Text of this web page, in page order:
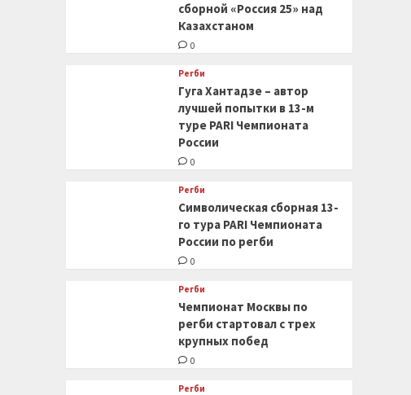
сборной «Россия 25» над
Казахстаном
0
Регби
Гуга Хантадзе – автор
лучшей попытки в 13-м
туре PARI Чемпионата
России
0
Регби
Символическая сборная 13-
го тура PARI Чемпионата
России по регби
0
Регби
Чемпионат Москвы по
регби стартовал с трех
крупных побед
0
Регби